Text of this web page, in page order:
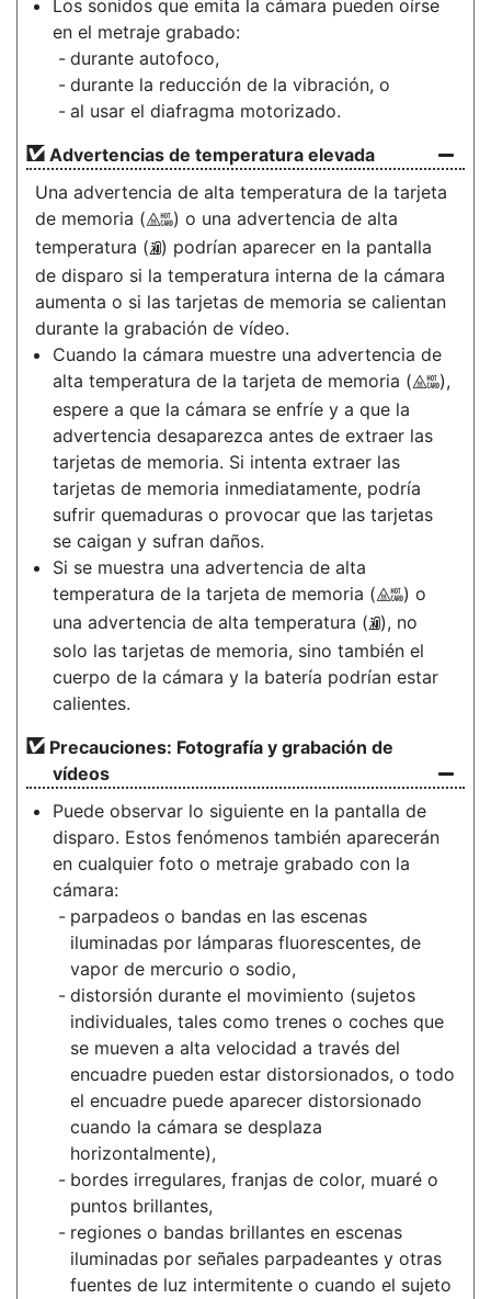
Los sonidos que emita la cámara pueden oírse
en el metraje grabado:
durante autofoco,
durante la reducción de la vibración, o
al usar el diafragma motorizado.
Advertencias de temperatura elevada
Una advertencia de alta temperatura de la tarjeta
de memoria (X) o una advertencia de alta
temperatura (K) podrían aparecer en la pantalla
de disparo si la temperatura interna de la cámara
aumenta o si las tarjetas de memoria se calientan
durante la grabación de vídeo.
Cuando la cámara muestre una advertencia de
alta temperatura de la tarjeta de memoria (X),
espere a que la cámara se enfríe y a que la
advertencia desaparezca antes de extraer las
tarjetas de memoria. Si intenta extraer las
tarjetas de memoria inmediatamente, podría
sufrir quemaduras o provocar que las tarjetas
se caigan y sufran daños.
Si se muestra una advertencia de alta
temperatura de la tarjeta de memoria (X) o
una advertencia de alta temperatura (K), no
solo las tarjetas de memoria, sino también el
cuerpo de la cámara y la batería podrían estar
calientes.
Precauciones: Fotografía y grabación de
vídeos
Puede observar lo siguiente en la pantalla de
disparo. Estos fenómenos también aparecerán
en cualquier foto o metraje grabado con la
cámara:
parpadeos o bandas en las escenas
iluminadas por lámparas fluorescentes, de
vapor de mercurio o sodio,
distorsión durante el movimiento (sujetos
individuales, tales como trenes o coches que
se mueven a alta velocidad a través del
encuadre pueden estar distorsionados, o todo
el encuadre puede aparecer distorsionado
cuando la cámara se desplaza
horizontalmente),
bordes irregulares, franjas de color, muaré o
puntos brillantes,
regiones o bandas brillantes en escenas
iluminadas por señales parpadeantes y otras
fuentes de luz intermitente o cuando el sujeto